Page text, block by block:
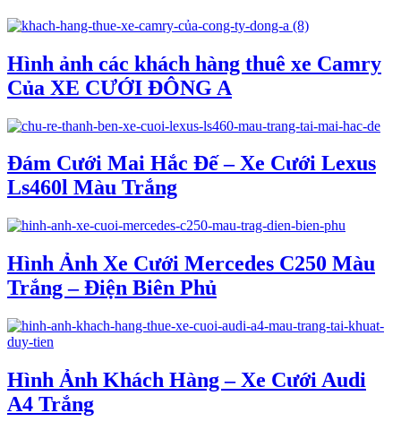
Hình ảnh các khách hàng thuê xe Camry
Của XE CƯỚI ĐÔNG A
Đám Cưới Mai Hắc Đế – Xe Cưới Lexus
Ls460l Màu Trắng
Hình Ảnh Xe Cưới Mercedes C250 Màu
Trắng – Điện Biên Phủ
Hình Ảnh Khách Hàng – Xe Cưới Audi
A4 Trắng